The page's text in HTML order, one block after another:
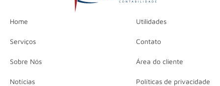
Home
Serviços
Sobre Nós
Notícias
Utilidades
Contato
Área do cliente
Políticas de privacidade